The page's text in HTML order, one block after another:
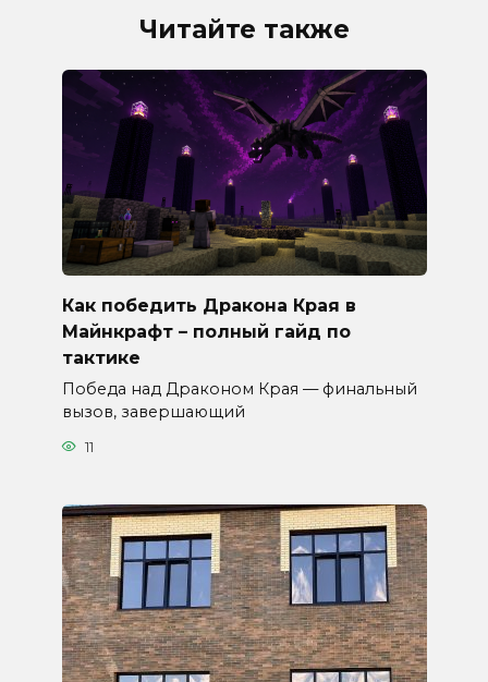
Читайте также
Как победить Дракона Края в
Майнкрафт – полный гайд по
тактике
Победа над Драконом Края — финальный
вызов, завершающий
11